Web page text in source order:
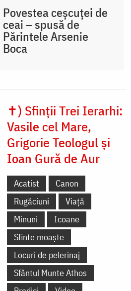
Povestea ceșcuței de
ceai – spusă de
Părintele Arsenie
Boca
✝) Sfinții Trei Ierarhi:
Vasile cel Mare,
Grigorie Teologul și
Ioan Gură de Aur
Acatist
Canon
Rugăciuni
Viață
Minuni
Icoane
Sfinte moaște
Locuri de pelerinaj
Sfântul Munte Athos